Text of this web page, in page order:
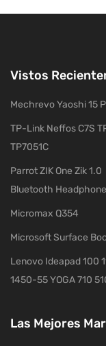
Vistos
Mechrevo Yaoshi 15
TP-Link Neffos C7S
TP7051C
Parrot ZIK One Zik 1.0
Bluetooth Headphone
Micromax Q354
Microsoft Surface
Lenovo Ideapad 100
1450-55 YOGA 710
Las Mejores